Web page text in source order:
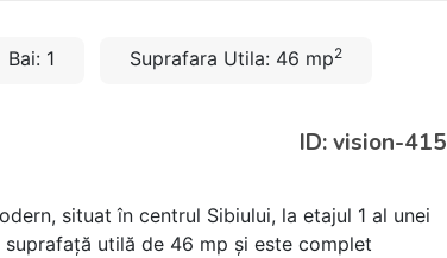
Bai: 1 Suprafara Utila: 46 mp2
ID: vision-415
situat în centrul Sibiului, la etajul 1 al unei
utilă de 46 mp și este complet